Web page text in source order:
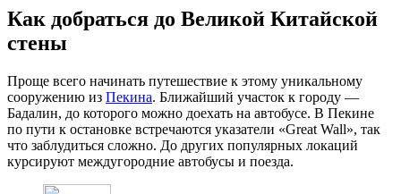
Как добраться до Великой Китайской
стены
Проще всего начинать путешествие к этому уникальному
сооружению из Пекина. Ближайший участок к городу —
Бадалин, до которого можно доехать на автобусе. В Пекине
по пути к остановке встречаются указатели «Great Wall», так
что заблудиться сложно. До других популярных локаций
курсируют междугородние автобусы и поезда.